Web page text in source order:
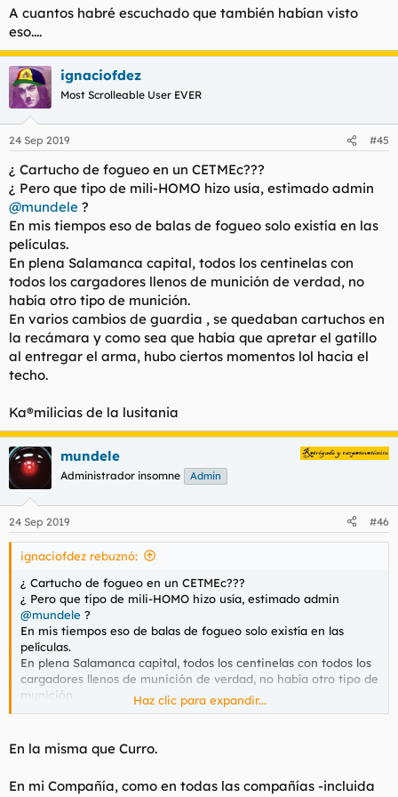
A cuantos habré escuchado que también habían visto
eso....
ignaciofdez
Most Scrolleable User EVER
24 Sep 2019 #45
¿ Cartucho de fogueo en un CETMEc???
¿ Pero que tipo de mili-HOMO hizo usía, estimado admin
@mundele ?
En mis tiempos eso de balas de fogueo solo existía en las
películas.
En plena Salamanca capital, todos los centinelas con
todos los cargadores llenos de munición de verdad, no
había otro tipo de munición.
En varios cambios de guardia , se quedaban cartuchos en
la recámara y como sea que había que apretar el gatillo
al entregar el arma, hubo ciertos momentos lol hacia el
techo.
Ka®milicias de la lusitania
mundele
Administrador insomne Admin
24 Sep 2019 #46
ignaciofdez rebuznó:
¿ Cartucho de fogueo en un CETMEc???
¿ Pero que tipo de mili-HOMO hizo usía, estimado admin
@mundele ?
En mis tiempos eso de balas de fogueo solo existía en las
películas.
En plena Salamanca capital, todos los centinelas con todos los
cargadores llenos de munición de verdad, no había otro tipo de
munición.
En varios cambios de guardia , se quedaban cartuchos en la
entregar el arma, hubo ciertos momentos lol hacia el techo.
Haz clic para expandir...
En la misma que Curro.
En mi Compañía, como en todas las compañías -incluida